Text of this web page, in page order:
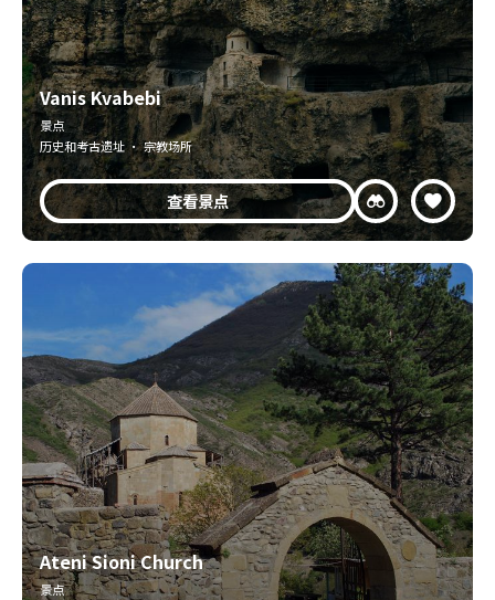
Vanis Kvabebi
景点
历史和考古遗址 · 宗教场所
查看景点
Ateni Sioni Church
景点